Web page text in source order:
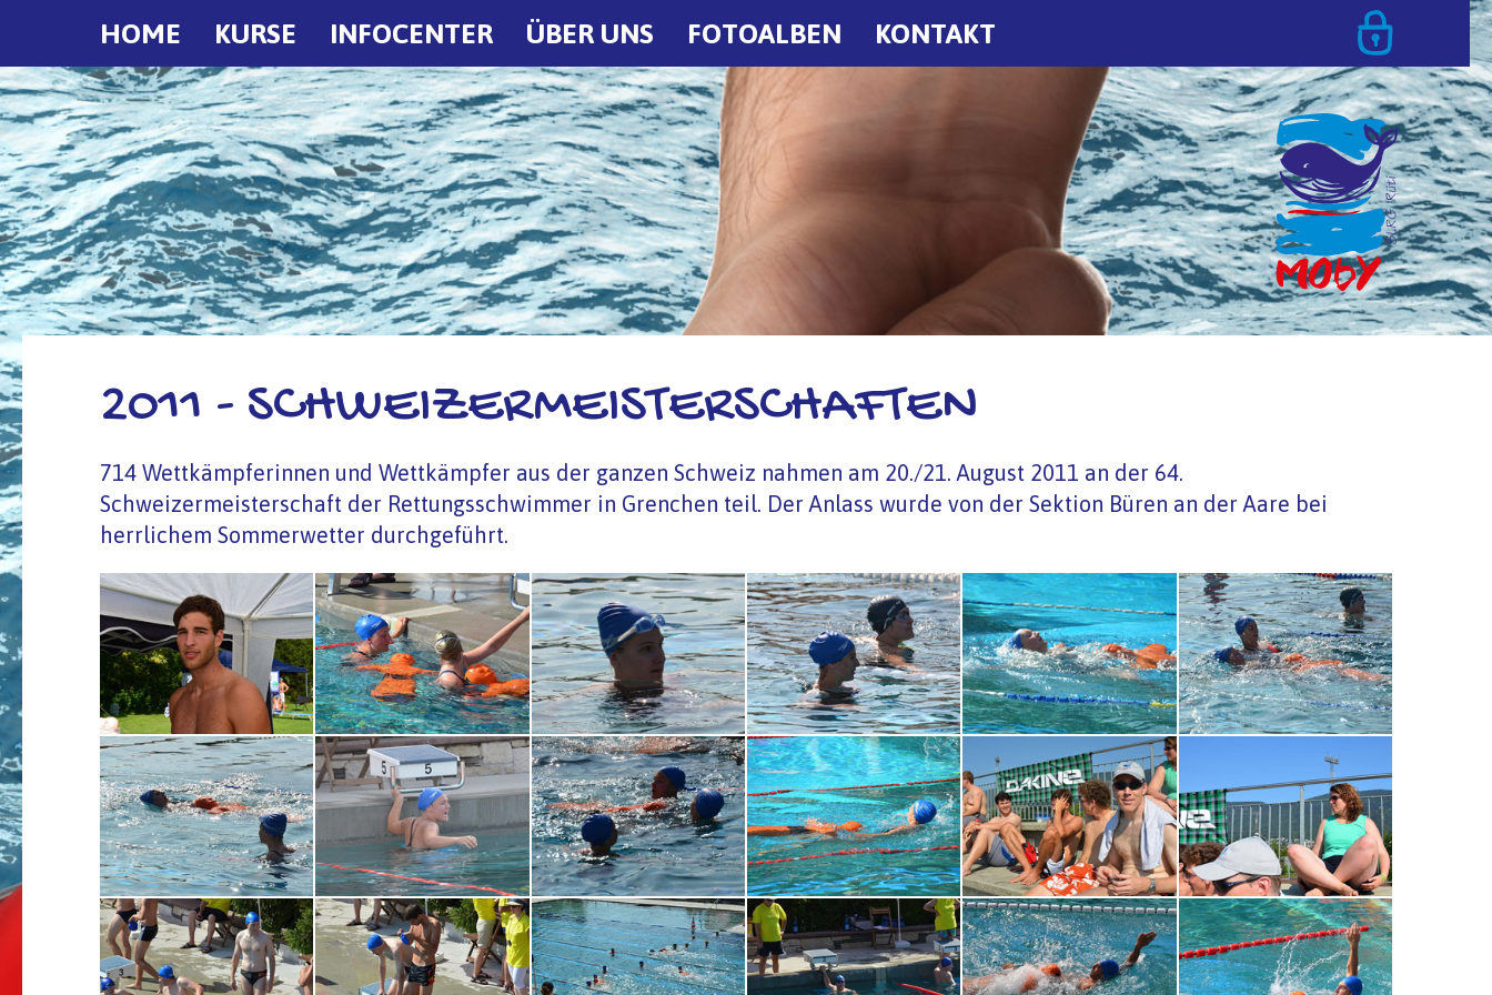
HOME KURSE INFOCENTER ÜBER UNS FOTOALBEN KONTAKT
2011 - SCHWEIZERMEISTERSCHAFTEN
714 Wettkämpferinnen und Wettkämpfer aus der ganzen Schweiz nahmen am 20./21. August 2011 an der 64.
Schweizermeisterschaft der Rettungsschwimmer in Grenchen teil. Der Anlass wurde von der Sektion Büren an der Aare bei
herrlichem Sommerwetter durchgeführt.